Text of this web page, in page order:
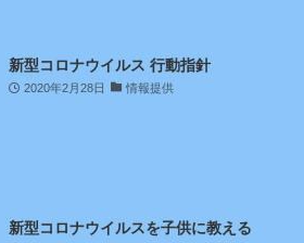
新型コロナウイルス 行動指針
2020年2月28日 情報提供
新型コロナウイルスを子供に教える